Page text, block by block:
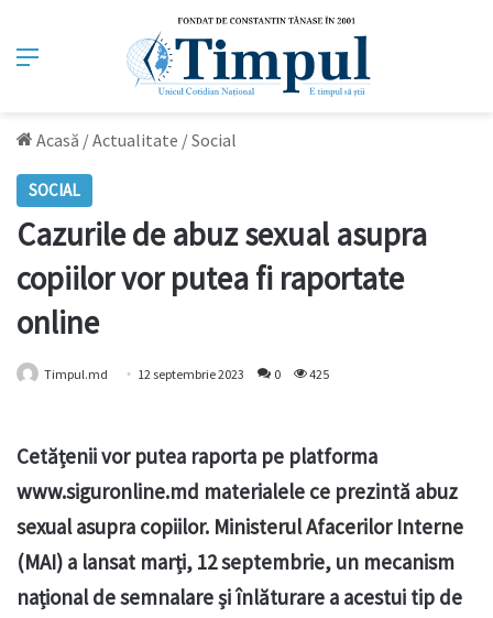
Meniu
Acasă /Actualitate /Social
SOCIAL
Cazurile de abuz sexual asupra
copiilor vor putea fi raportate
online
Timpul.md 12 septembrie 2023 0 425
Cetățenii vor putea raporta pe platforma
www.siguronline.md materialele ce prezintă abuz
sexual asupra copiilor. Ministerul Afacerilor Interne
(MAI) a lansat marți, 12 septembrie, un mecanism
național de semnalare și înlăturare a acestui tip de